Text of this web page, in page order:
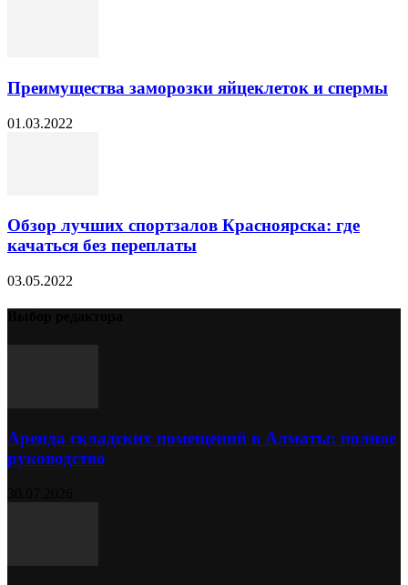
Преимущества заморозки яйцеклеток и спермы
01.03.2022
Обзор лучших спортзалов Красноярска: где
качаться без переплаты
03.05.2022
Аренда складских помещений в Алматы: полное
руководство